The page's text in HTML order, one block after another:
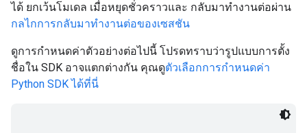
ได้ ยกเว้นโมเดล เมื่อหยุดชั่วคราวและ กลับมาทำงานต่อผ่าน
กลไกการกลับมาทำงานต่อของเซสชัน
ดูการกำหนดค่าตัวอย่างต่อไปนี้ โปรดทราบว่ารูปแบบการตั้ง
ชื่อใน SDK อาจแตกต่างกัน คุณดูตัวเลือกการกำหนดค่า
Python SDK ได้ที่นี่